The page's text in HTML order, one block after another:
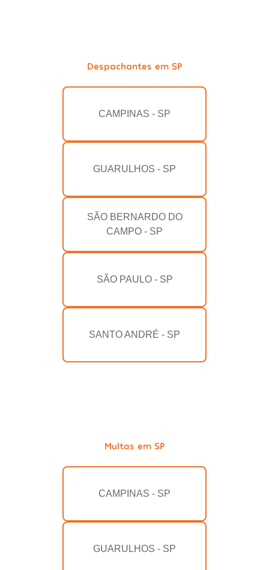
Despachantes em SP
CAMPINAS - SP
GUARULHOS - SP
SÃO BERNARDO DO
CAMPO - SP
SÃO PAULO - SP
SANTO ANDRÉ - SP
Multas em SP
CAMPINAS - SP
GUARULHOS - SP